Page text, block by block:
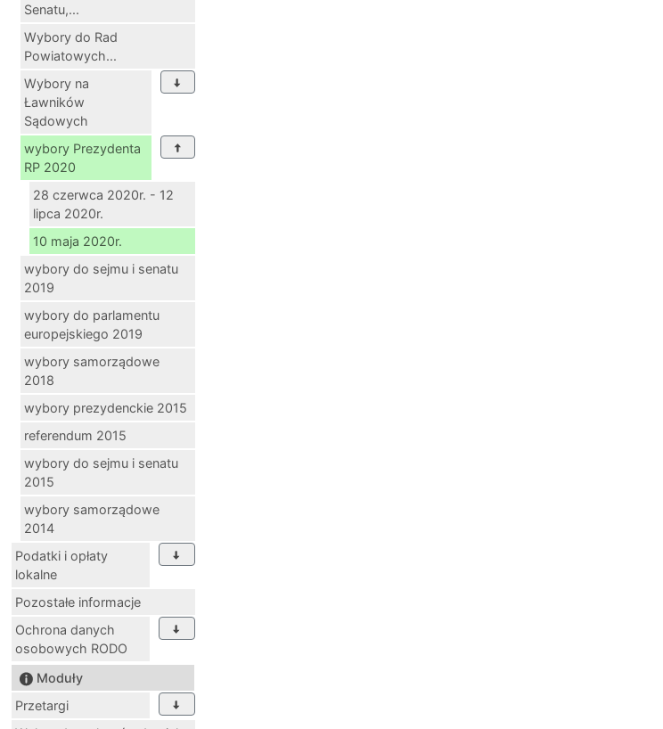
Senatu,...
Wybory do Rad
Powiatowych...
Wybory na
Ławników
Sądowych
wybory Prezydenta
RP 2020
28 czerwca 2020r. - 12
lipca 2020r.
10 maja 2020r.
wybory do sejmu i senatu
2019
wybory do parlamentu
europejskiego 2019
wybory samorządowe
2018
wybory prezydenckie 2015
referendum 2015
wybory do sejmu i senatu
2015
wybory samorządowe
2014
Podatki i opłaty
lokalne
Pozostałe informacje
Ochrona danych
osobowych RODO
Moduły
Przetargi